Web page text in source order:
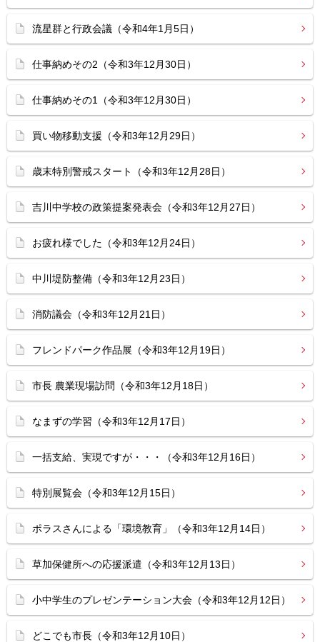
流星群と行政会議（令和4年1月5日）
仕事納めその2（令和3年12月30日）
仕事納めその1（令和3年12月30日）
買い物移動支援（令和3年12月29日）
歳末特別警戒スタート（令和3年12月28日）
吉川中学校の政策提案発表会（令和3年12月27日）
お疲れ様でした（令和3年12月24日）
中川堤防整備（令和3年12月23日）
消防議会（令和3年12月21日）
フレンドパーク作品展（令和3年12月19日）
市長 農業現場訪問（令和3年12月18日）
なまずの学習（令和3年12月17日）
一括支給、実現ですが・・・（令和3年12月16日）
特別展覧会（令和3年12月15日）
ポラスさんによる「環境教育」（令和3年12月14日）
草加保健所への応援派遣（令和3年12月13日）
小中学生のプレゼンテーション大会（令和3年12月12日）
どこでも市長（令和3年12月10日）